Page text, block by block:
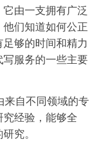
由一支拥有广泛
们知道如何公正
够的时间和精力
服务的一些主要
来自不同领域的专
经验，能够全
究。